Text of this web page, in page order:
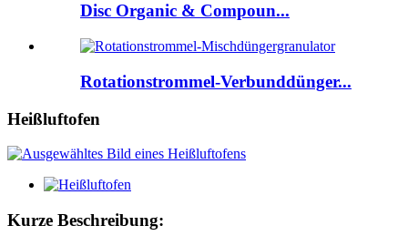
Disc Organic & Compoun...
Rotationstrommel-Verbunddünger...
Heißluftofen
Kurze Beschreibung: